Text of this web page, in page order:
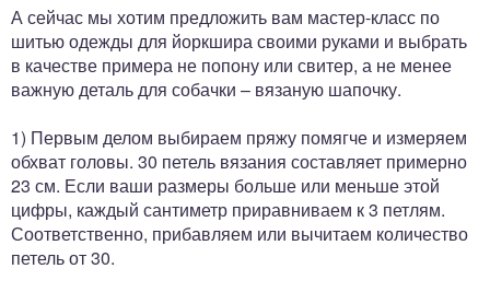
А сейчас мы хотим предложить вам мастер-класс по
шитью одежды для йоркшира своими руками и выбрать
в качестве примера не попону или свитер, а не менее
важную деталь для собачки – вязаную шапочку.
1) Первым делом выбираем пряжу помягче и измеряем
обхват головы. 30 петель вязания составляет примерно
23 см. Если ваши размеры больше или меньше этой
цифры, каждый сантиметр приравниваем к 3 петлям.
Соответственно, прибавляем или вычитаем количество
петель от 30.